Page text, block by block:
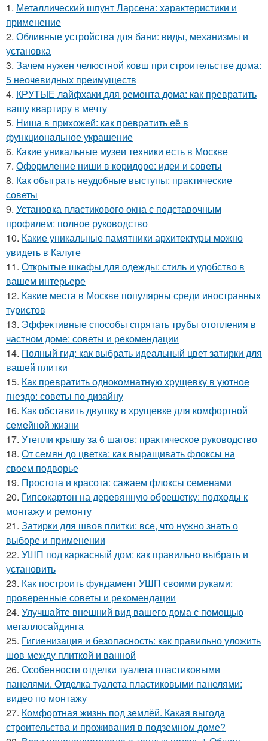
1. Металлический шпунт Ларсена: характеристики и
применение
2. Обливные устройства для бани: виды, механизмы и
установка
3. Зачем нужен челюстной ковш при строительстве дома:
5 неочевидных преимуществ
4. КРУТЫЕ лайфхаки для ремонта дома: как превратить
вашу квартиру в мечту
5. Ниша в прихожей: как превратить её в
функциональное украшение
6. Какие уникальные музеи техники есть в Москве
7. Оформление ниши в коридоре: идеи и советы
8. Как обыграть неудобные выступы: практические
советы
9. Установка пластикового окна с подставочным
профилем: полное руководство
10. Какие уникальные памятники архитектуры можно
увидеть в Калуге
11. Открытые шкафы для одежды: стиль и удобство в
вашем интерьере
12. Какие места в Москве популярны среди иностранных
туристов
13. Эффективные способы спрятать трубы отопления в
частном доме: советы и рекомендации
14. Полный гид: как выбрать идеальный цвет затирки для
вашей плитки
15. Как превратить однокомнатную хрущевку в уютное
гнездо: советы по дизайну
16. Как обставить двушку в хрущевке для комфортной
семейной жизни
17. Утепли крышу за 6 шагов: практическое руководство
18. От семян до цветка: как выращивать флоксы на
своем подворье
19. Простота и красота: сажаем флоксы семенами
20. Гипсокартон на деревянную обрешетку: подходы к
монтажу и ремонту
21. Затирки для швов плитки: все, что нужно знать о
выборе и применении
22. УШП под каркасный дом: как правильно выбрать и
установить
23. Как построить фундамент УШП своими руками:
проверенные советы и рекомендации
24. Улучшайте внешний вид вашего дома с помощью
металлосайдинга
25. Гигиенизация и безопасность: как правильно уложить
шов между плиткой и ванной
26. Особенности отделки туалета пластиковыми
панелями. Отделка туалета пластиковыми панелями:
видео по монтажу
27. Комфортная жизнь под землёй. Какая выгода
строительства и проживания в подземном доме?